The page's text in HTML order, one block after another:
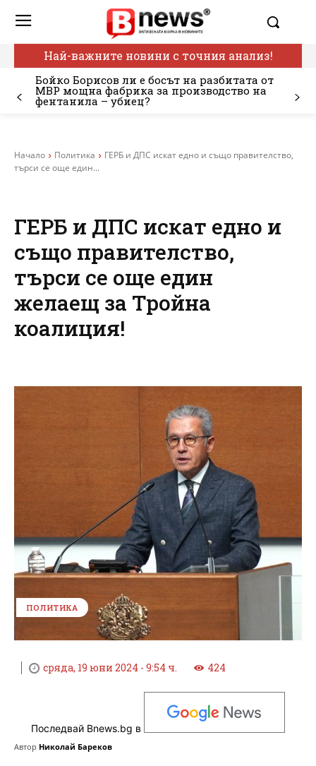
Най-важните новини с точния анализ!
Бойко Борисов ли е босът на разбитата от
МВР мощна фабрика за производство на
фентанила – убиец?
Начало Политика
ГЕРБ и ДПС искат едно и също правителство,
търси се още един...
ГЕРБ и ДПС искат едно и
също правителство,
търси се още един
желаещ за Тройна
коалиция!
ПОЛИТИКА
сряда, 19 юни 2024 - 9:54 ч. 424
Последвай Bnews.bg в
Автор Николай Бареков